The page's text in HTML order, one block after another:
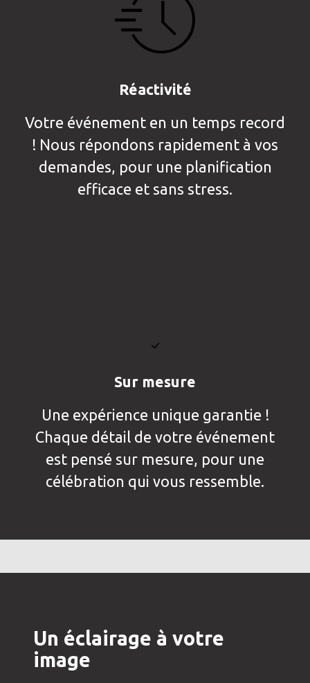
Réactivité
Votre événement en un temps record
! Nous répondons rapidement à vos
demandes, pour une planification
efficace et sans stress.
Sur mesure
Une expérience unique garantie !
Chaque détail de votre événement
est pensé sur mesure, pour une
célébration qui vous ressemble.
Un éclairage à votre
image